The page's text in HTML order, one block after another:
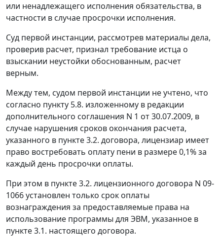
или ненадлежащего исполнения обязательства, в
частности в случае просрочки исполнения.
Суд первой инстанции, рассмотрев материалы дела,
проверив расчет, признал требование истца о
взыскании неустойки обоснованным, расчет
верным.
Между тем, судом первой инстанции не учтено, что
согласно пункту 5.8. изложенному в редакции
дополнительного соглашения N 1 от 30.07.2009, в
случае нарушения сроков окончания расчета,
указанного в пункте 3.2. договора, лицензиар имеет
право востребовать оплату пени в размере 0,1% за
каждый день просрочки оплаты.
При этом в пункте 3.2. лицензионного договора N 09-
1066 установлен только срок оплаты
вознаграждения за предоставляемые права на
использование программы для ЭВМ, указанное в
пункте 3.1. настоящего договора.